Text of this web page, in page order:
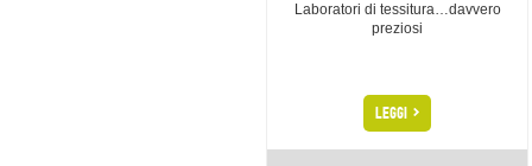
Laboratori di tessitura…davvero
preziosi
LEGGI >